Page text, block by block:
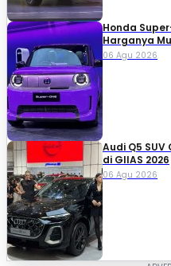
Honda
Harganya
06 Agu 2026
Audi Q5
di GIIAS 2026
06 Agu 2026